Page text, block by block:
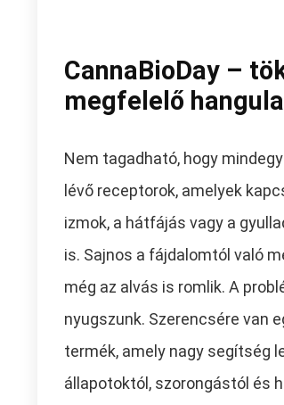
CannaBioDay –
megfelelő
Nem tagadható, hogy
lévő receptorok, amelyek
izmok, a hátfájás vagy a
is. Sajnos a fájdalomtól való
még az alvás is romlik. A
nyugszunk. Szerencsére van
termék, amely nagy segítség
állapotoktól, szorongástól és